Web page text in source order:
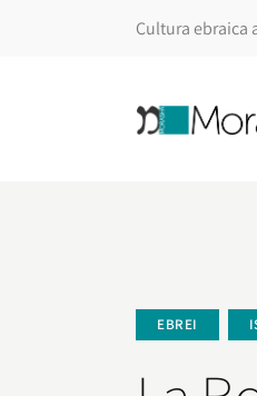
Cultura ebraica
EBREI